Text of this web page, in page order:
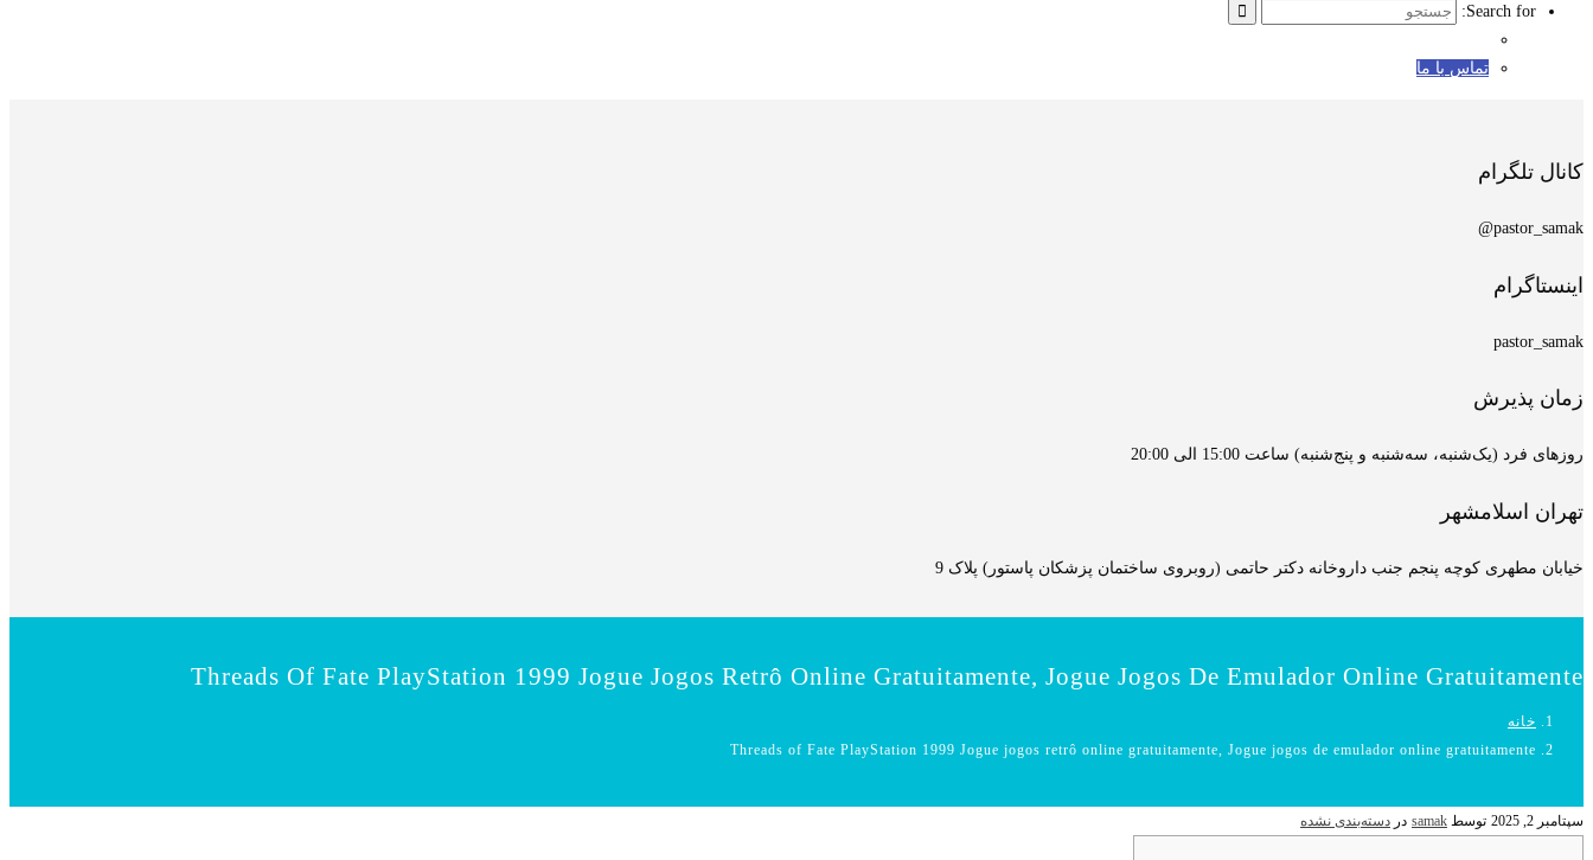
Search for:
تماس با ما
کانال تلگرام
pastor_samak@
اینستاگرام
pastor_samak
زمان پذیرش
روزهای فرد (یک‌شنبه، سه‌شنبه و پنج‌شنبه) ساعت 15:00 الی 20:00
تهران اسلامشهر
خیابان مطهری کوچه پنجم جنب داروخانه دکتر حاتمی (روبروی ساختمان پزشکان پاستور) پلاک 9
Threads Of Fate PlayStation 1999 Jogue Jogos Retrô Online Gratuitamente, Jogue Jogos De Emulador Online Gratuitamente
خانه
Threads of Fate PlayStation 1999 Jogue jogos retrô online gratuitamente, Jogue jogos de emulador online gratuitamente
سپتامبر 2, 2025 توسط samak در دسته‌بندی نشده